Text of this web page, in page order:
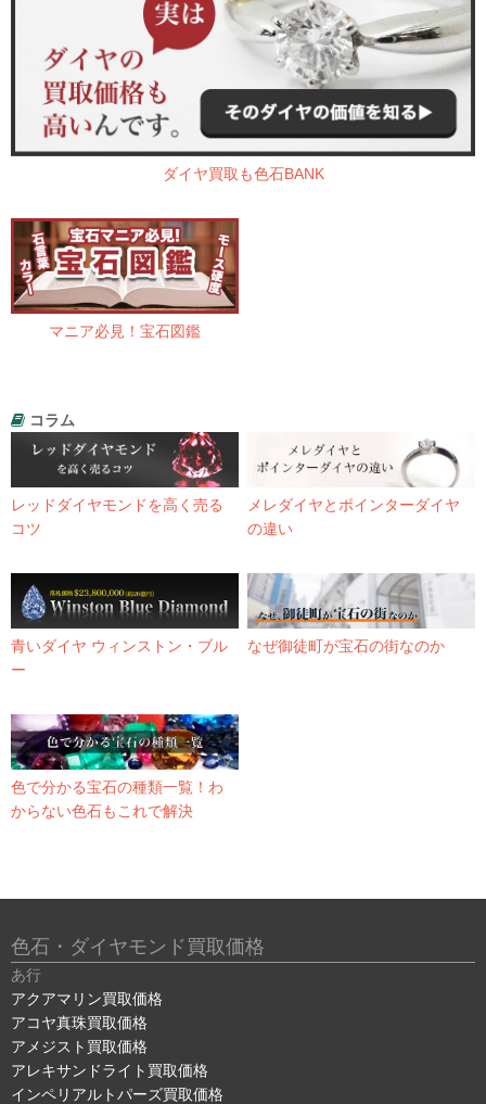
ダイヤ買取も色石BANK
マニア必見！宝石図鑑
コラム
レッドダイヤモンドを高く売る
コツ
メレダイヤとポインターダイヤ
の違い
青いダイヤ ウィンストン・ブル
ー
なぜ御徒町が宝石の街なのか
色で分かる宝石の種類一覧！わ
からない色石もこれで解決
色石・ダイヤモンド買取価格
あ行
アクアマリン買取価格
アコヤ真珠買取価格
アメジスト買取価格
アレキサンドライト買取価格
インペリアルトパーズ買取価格